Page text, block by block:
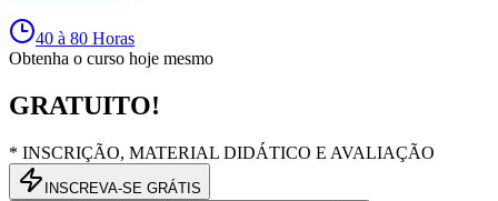
40 à 80 Horas
Obtenha o curso hoje mesmo
GRATUITO!
* INSCRIÇÃO, MATERIAL DIDÁTICO E AVALIAÇÃO
INSCREVA-SE GRÁTIS